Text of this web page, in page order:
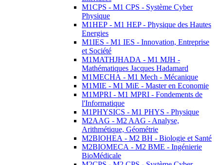
M1CPS - M1 CPS - Système Cyber
Physique
M1HEP - M1 HEP - Physique des Hautes
Energies
M1IES - M1 IES - Innovation, Entreprise
et Société
M1MATHJHADA - M1 MJH -
Mathématiques Jacques Hadamard
M1MECHA - M1 Mech - Mécanique
M1MIE - M1 MiE - Master en Economie
M1MPRI - M1 MPRI - Fondements de
l'Informatique
M1PHYSICS - M1 PHYS - Physique
M2AAG - M2 AAG - Analyse,
Arithmétique, Géométrie
M2BIOHEA - M2 BH - Biologie et Santé
M2BIOMECA - M2 BME - Ingénierie
BioMédicale